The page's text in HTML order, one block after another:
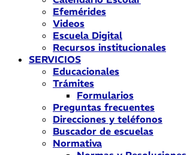
Efemérides
Videos
Escuela Digital
Recursos institucionales
SERVICIOS
Educacionales
Trámites
Formularios
Preguntas frecuentes
Direcciones y teléfonos
Buscador de escuelas
Normativa